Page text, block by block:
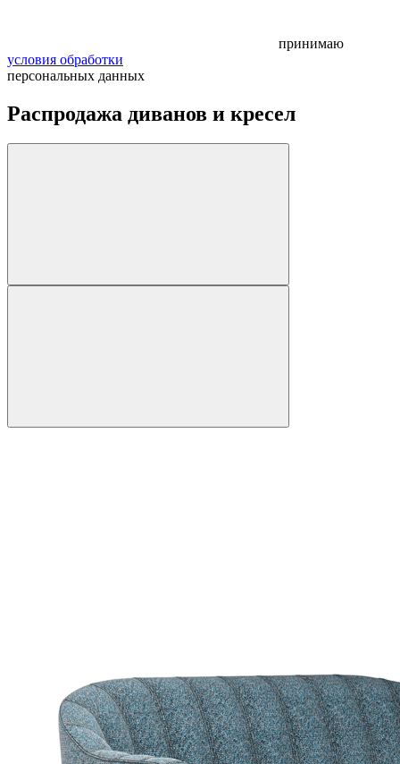
принимаю
условия обработки
персональных данных
Распродажа диванов и кресел